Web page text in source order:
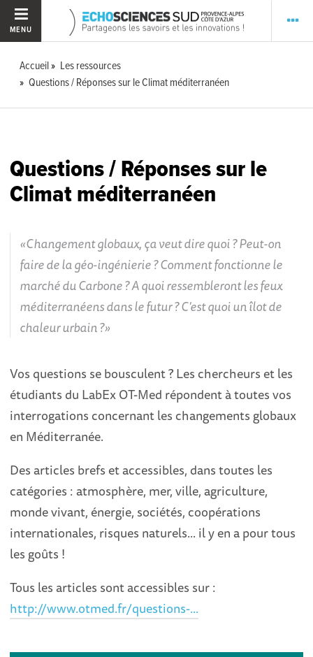
MENU
Accueil
Les ressources
Questions / Réponses sur le Climat méditerranéen
Questions / Réponses sur le
Climat méditerranéen
Changement globaux, ça veut dire quoi ? Peut-on
faire de la géo-ingénierie ? Comment fonctionne le
marché du Carbone ? A quoi ressembleront les feux
méditerranéens dans le futur ? C'est quoi un îlot de
chaleur urbain ?
Vos questions se bousculent ? Les chercheurs et les
étudiants du LabEx OT-Med répondent à toutes vos
interrogations concernant les changements globaux
en Méditerranée.
Des articles brefs et accessibles, dans toutes les
catégories : atmosphère, mer, ville, agriculture,
monde vivant, énergie, sociétés, coopérations
internationales, risques naturels... il y en a pour tous
les goûts !
Tous les articles sont accessibles sur :
http://www.otmed.fr/questions-...